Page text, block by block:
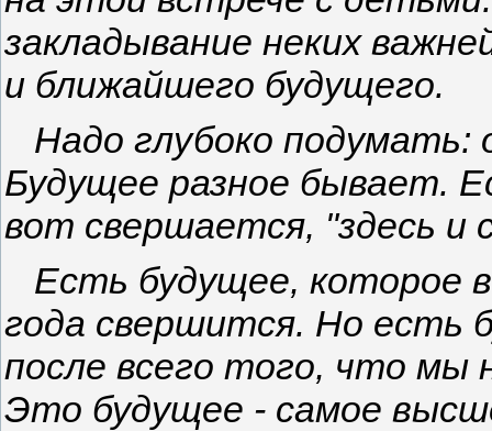
закладывание неких
и ближайшего будущего.
Надо глубоко подумать:
Будущее разное бывает.
вот свершается, "здесь и
Есть будущее, которое
года свершится. Но есть
после всего того, что мы
Это будущее - самое